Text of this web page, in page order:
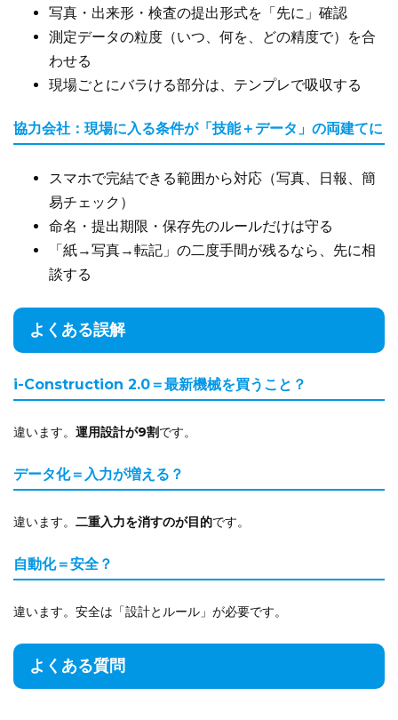
写真・出来形・検査の提出形式を「先に」確認
測定データの粒度（いつ、何を、どの精度で）を合
わせる
現場ごとにバラける部分は、テンプレで吸収する
協力会社：現場に入る条件が「技能＋データ」の両建てに
スマホで完結できる範囲から対応（写真、日報、簡
易チェック）
命名・提出期限・保存先のルールだけは守る
「紙→写真→転記」の二度手間が残るなら、先に相
談する
よくある誤解
i-Construction 2.0＝最新機械を買うこと？
違います。 運用設計が9割です。
データ化＝入力が増える？
違います。 二重入力を消すのが目的です。
自動化＝安全？
違います。安全は「設計とルール」が必要です。
よくある質問